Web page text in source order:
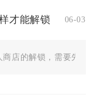
才能解锁 06-03
商店的解锁，需要先清